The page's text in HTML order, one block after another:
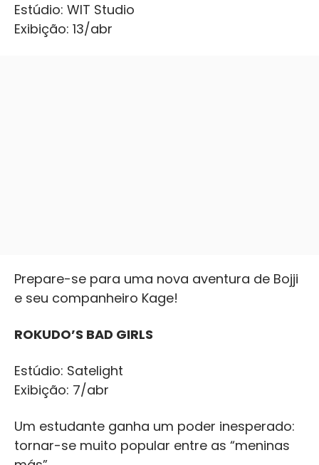
Estúdio: WIT Studio
Exibição: 13/abr
Prepare-se para uma nova aventura de Bojji
e seu companheiro Kage!
ROKUDO’S BAD GIRLS
Estúdio: Satelight
Exibição: 7/abr
Um estudante ganha um poder inesperado:
tornar-se muito popular entre as “meninas